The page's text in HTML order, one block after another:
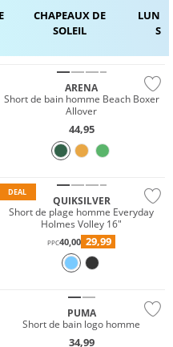
CHAPEAUX DE
SOLEIL
ARENA
Short de bain homme Beach Boxer
Allover
44,95
DEAL
QUIKSILVER
Short de plage homme Everyday
Holmes Volley 16"
PPC40,00 29,99
PUMA
Short de bain logo homme
34,99